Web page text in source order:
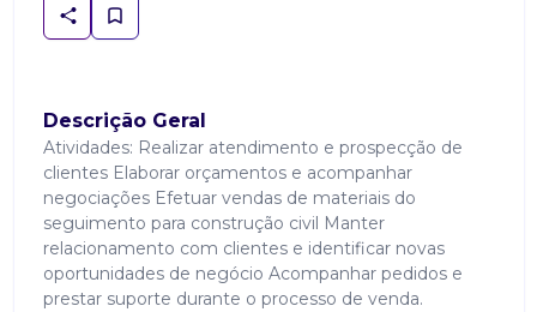
Descrição Geral
Atividades: Realizar atendimento e prospecção de
clientes Elaborar orçamentos e acompanhar
negociações Efetuar vendas de materiais do
seguimento para construção civil Manter
relacionamento com clientes e identificar novas
oportunidades de negócio Acompanhar pedidos e
prestar suporte durante o processo de venda.